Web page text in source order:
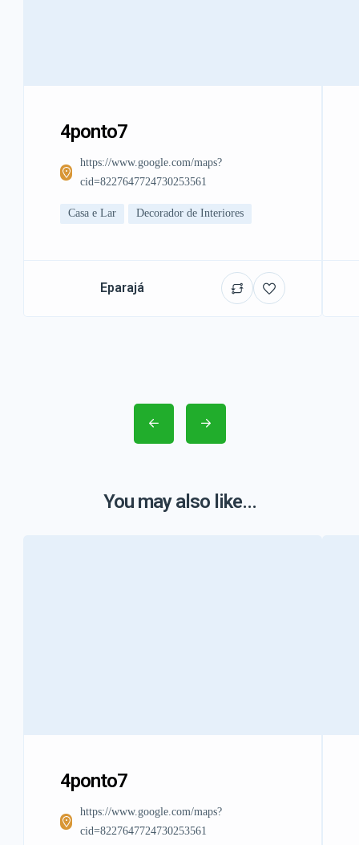
4ponto7
https://www.google.com/maps?
cid=8227647724730253561
Casa e Lar Decorador de Interiores
Eparajá
You may also like...
4ponto7
https://www.google.com/maps?
cid=8227647724730253561